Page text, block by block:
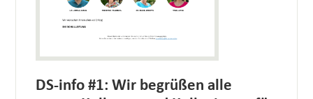
DS-info #1: Wir begrüßen alle